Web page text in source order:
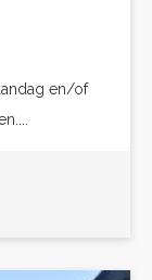
en/of